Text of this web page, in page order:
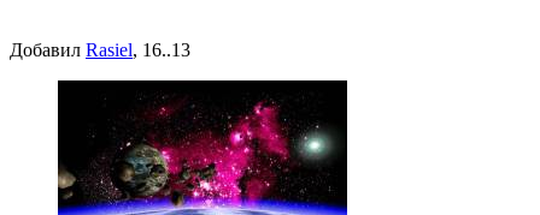
Добавил Rasiel, 16..13